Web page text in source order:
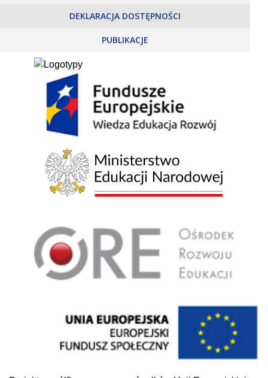
DEKLARACJA DOSTĘPNOŚCI
PUBLIKACJE